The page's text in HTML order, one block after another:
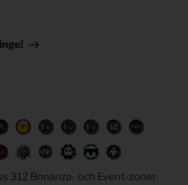
312 Bonanza- och Event-zoner.